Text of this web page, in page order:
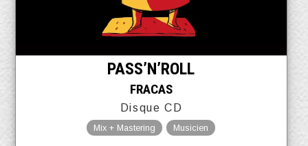
PASS’N’ROLL
FRACAS
Disque CD
Mix + Mastering Musicien